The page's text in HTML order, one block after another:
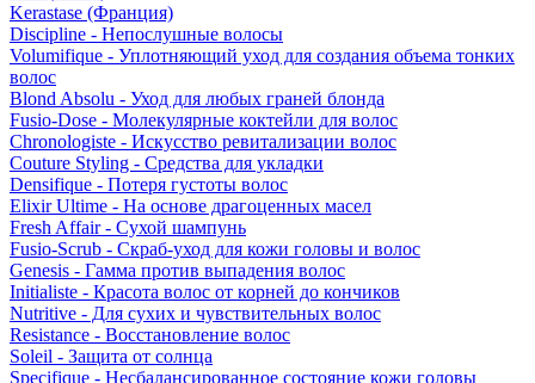
Kerastase (Франция)
Discipline - Непослушные волосы
Volumifique - Уплотняющий уход для создания объема тонких
волос
Blond Absolu - Уход для любых граней блонда
Fusio-Dose - Молекулярные коктейли для волос
Chronologiste - Искусство ревитализации волос
Couture Styling - Средства для укладки
Densifique - Потеря густоты волос
Elixir Ultime - На основе драгоценных масел
Fresh Affair - Сухой шампунь
Fusio-Scrub - Скраб-уход для кожи головы и волос
Genesis - Гамма против выпадения волос
Initialiste - Красота волос от корней до кончиков
Nutritive - Для сухих и чувствительных волос
Resistance - Восстановление волос
Soleil - Защита от солнца
Specifique - Несбалансированное состояние кожи головы